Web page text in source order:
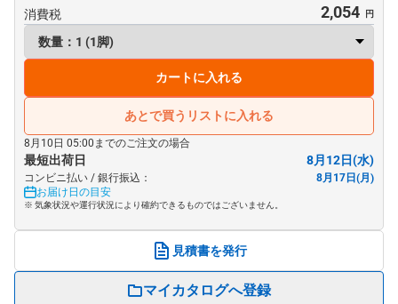
消費税 2,054
カートに入れる
あとで買うリストに入れる
8月10日 05:00までのご注文の場合
最短出荷日 8月12日(水)
コンビニ払い / 銀行振込：
8月17日(月)
お届け日の目安
※ 気象状況や運行状況により確約できるものではございません。
見積書を発行
マイカタログへ登録